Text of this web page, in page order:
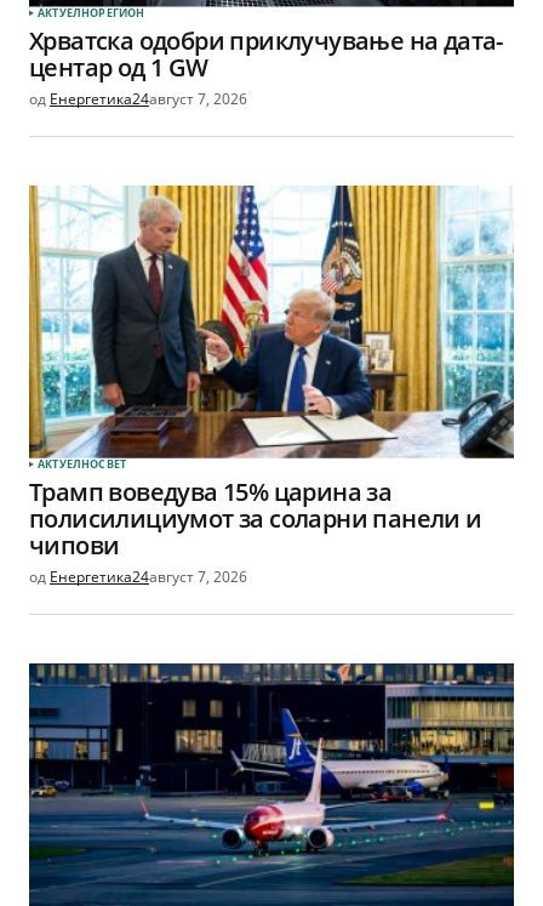
АКТУЕЛНОРЕГИОН
Хрватска одобри приклучување на дата-
центар од 1 GW
од Енергетика24август 7, 2026
АКТУЕЛНОСВЕТ
Трамп воведува 15% царина за
полисилициумот за соларни панели и
чипови
од Енергетика24август 7, 2026